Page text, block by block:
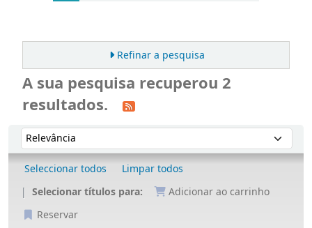
Refinar a pesquisa
A sua pesquisa recuperou 2
resultados.
Ordenar
Ordenar por:
Seleccionar todos
Limpar todos
Selecionar títulos para:
Adicionar ao carrinho
Reservar